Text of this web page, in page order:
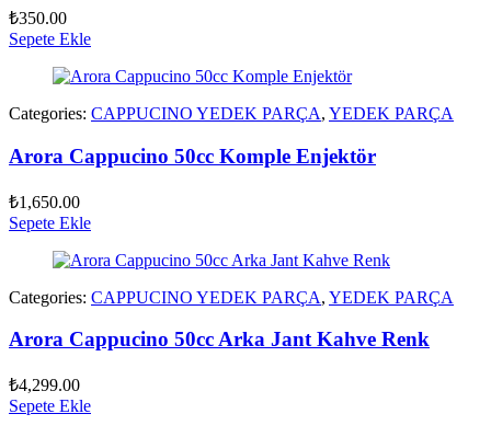
₺350.00
Sepete Ekle
Categories: CAPPUCINO YEDEK PARÇA, YEDEK PARÇA
Arora Cappucino 50cc Komple Enjektör
₺1,650.00
Sepete Ekle
Categories: CAPPUCINO YEDEK PARÇA, YEDEK PARÇA
Arora Cappucino 50cc Arka Jant Kahve Renk
₺4,299.00
Sepete Ekle